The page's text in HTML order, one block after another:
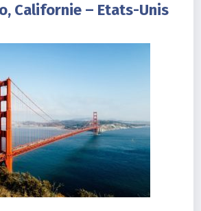
Californie – Etats-Unis